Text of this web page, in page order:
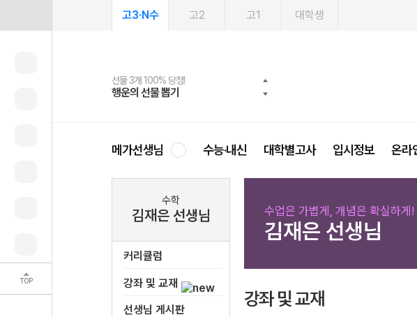
TOP
고3·N수 고2 고1 대학생
선물 3개 100% 당첨!
행운의 선물 뽑기
선물 100% 증정!
메가스터디 X 올리브
여름방학 스터디 캐시백
메가런 썸머스쿨
2027 러셀 단과
강사 공개선발
스마트러닝앱
설문 EVENT
메가패스
3일 무료 체험권
메가패스 수강생 무료혜택!
메가클럽 멤버십
사회공헌 캠페인
희망이룸 메가나눔
메가선생님 수능·내신 대학별고사 입시정보 온라
수학
김재은 선생님
커리큘럼
강좌 및 교재
선생님 게시판
수업은 가볍게, 개념은 확실하
김재은 선생님
강좌 및 교재